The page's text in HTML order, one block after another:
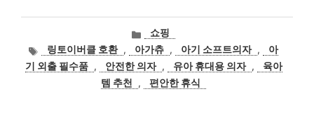
카
테
고
리
쇼핑
태
그
링토이버클 호환 , 아가츄 , 아기 소프트의자 ,
아
기 외출 필수품 , 안전한 의자 , 유아 휴대용 의자 ,
육아
템 추천
, 편안한 휴식